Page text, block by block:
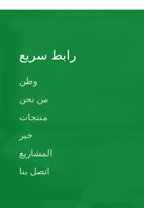
رابط سريع
وطن
من نحن
منتجات
خبر
المشاريع
اتصل بنا